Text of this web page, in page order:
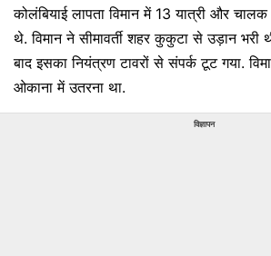
कोलंबियाई लापता विमान में 13 यात्री और
थे. विमान ने सीमावर्ती शहर कुकुटा से उड़ान
बाद इसका नियंत्रण टावरों से संपर्क टूट गया.
ओकाना में उतरना था.
विज्ञापन